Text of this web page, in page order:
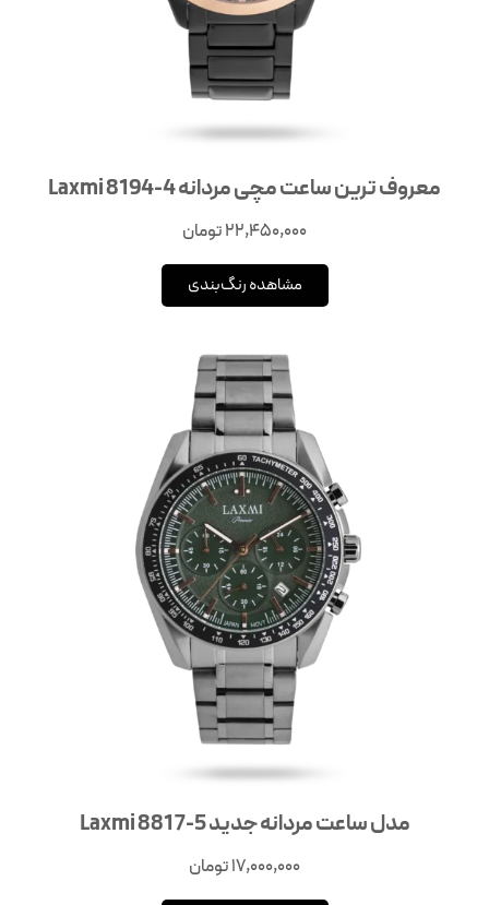
معروف ترین ساعت مچی مردانه Laxmi 8194-4
22,450,000تومان
مشاهده رنگ‌بندی
مدل ساعت مردانه جدید Laxmi 8817-5
17,000,000تومان